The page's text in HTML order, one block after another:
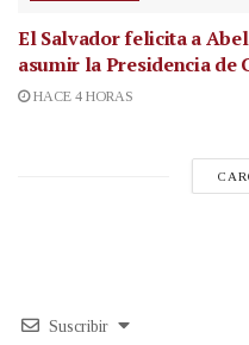
El Salvador felicita a
asumir la Presidencia de
HACE 4 HORAS
Suscribir